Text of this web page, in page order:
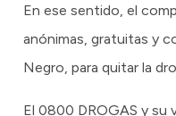
En ese sentido, el
anónimas, gratuitas y
Negro, para quitar la
El 0800 DROGAS y su